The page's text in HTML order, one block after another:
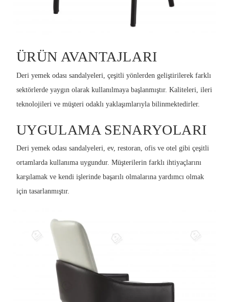
ÜRÜN AVANTAJLARI
Deri yemek odası sandalyeleri, çeşitli yönlerden geliştirilerek farklı
sektörlerde yaygın olarak kullanılmaya başlanmıştır. Kaliteleri, ileri
teknolojileri ve müşteri odaklı yaklaşımlarıyla bilinmektedirler.
UYGULAMA SENARYOLARI
Deri yemek odası sandalyeleri, ev, restoran, ofis ve otel gibi çeşitli
ortamlarda kullanıma uygundur. Müşterilerin farklı ihtiyaçlarını
karşılamak ve kendi işlerinde başarılı olmalarına yardımcı olmak
için tasarlanmıştır.